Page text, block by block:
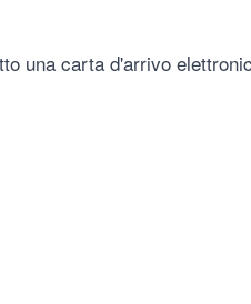
una carta d'arrivo